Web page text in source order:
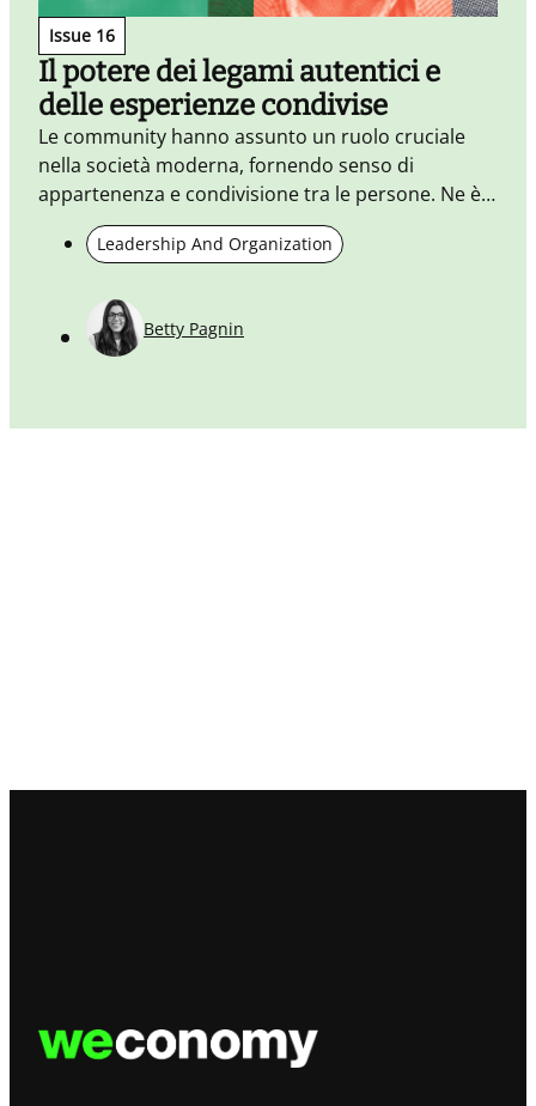
Issue 16
Il potere dei legami autentici e
delle esperienze condivise
Le community hanno assunto un ruolo cruciale
nella società moderna, fornendo senso di
appartenenza e condivisione tra le persone. Ne è
un esempio WeRoad, che crea esperienze di
viaggio autentiche per gruppi di persone della
Leadership And Organization
Betty Pagnin